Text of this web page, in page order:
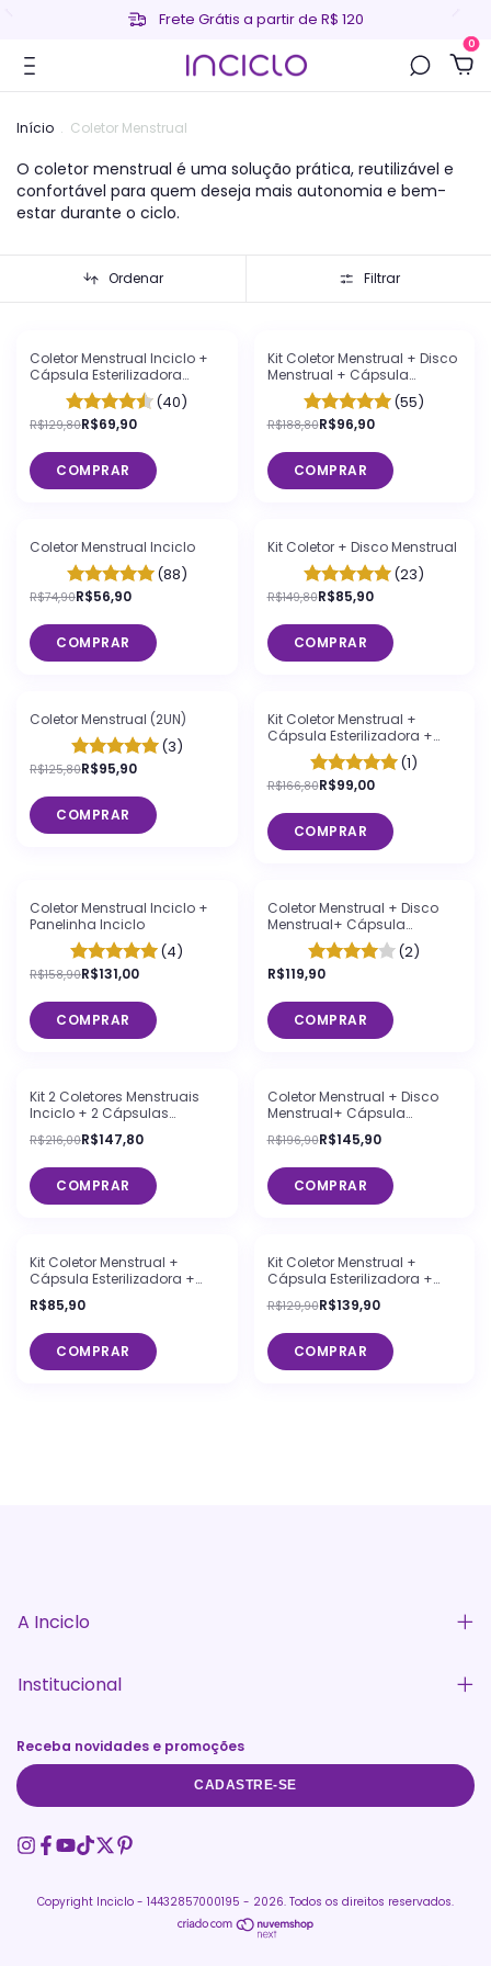
Frete Grátis a partir de R$ 120
0
Início . Coletor Menstrual
O coletor menstrual é uma solução prática, reutilizável e
confortável para quem deseja mais autonomia e bem-
estar durante o ciclo.
Ordenar Filtrar
-46%OFF
Coletor Menstrual Inciclo +
Cápsula Esterilizadora
Lavanda
(40)
R$129,80R$69,90
COMPRAR
- 49%OFF
Kit Coletor Menstrual + Disco
Menstrual + Cápsula
Esterilizadora Inciclo
(55)
R$188,80R$96,90
COMPRAR
-24%OFF
Coletor Menstrual Inciclo
(88)
R$74,90R$56,90
COMPRAR
- 43%OFF
Kit Coletor + Disco Menstrual
(23)
R$149,80R$85,90
COMPRAR
-24%OFF
Coletor Menstrual (2UN)
(3)
R$125,80R$95,90
COMPRAR
- 41%OFF
Kit Coletor Menstrual +
Cápsula Esterilizadora +
Necessaire Neoprene Inciclo
(1)
R$166,80R$99,00
COMPRAR
FRETE GRÁTIS
-18%OFF
Coletor Menstrual Inciclo +
Panelinha Inciclo
(4)
R$158,90R$131,00
COMPRAR
Coletor Menstrual + Disco
Menstrual+ Cápsula
Esterilizadora Lavanda +
Sabonete Íntimo em Barra
Inciclo
(2)
R$119,90
COMPRAR
FRETE GRÁTIS
- 32%OFF
Kit 2 Coletores Menstruais
Inciclo + 2 Cápsulas
Esterilizadoras
R$216,00R$147,80
COMPRAR
FRETE GRÁTIS
-26%OFF
Coletor Menstrual + Disco
Menstrual+ Cápsula
Esterilizadora Lavanda +
Espuma de Limpeza Inciclo
R$196,90R$145,90
COMPRAR
Kit Coletor Menstrual +
Cápsula Esterilizadora +
Sabonete Íntimo em Barra
Inciclo
R$85,90
COMPRAR
FRETE GRÁTIS
- -8%OFF
Kit Coletor Menstrual +
Cápsula Esterilizadora +
Espuma de Limpeza Inciclo
R$129,90R$139,90
COMPRAR
A Inciclo
Institucional
Receba novidades e promoções
CADASTRE-SE
Copyright Inciclo - 14432857000195 - 2026. Todos os direitos reservados.